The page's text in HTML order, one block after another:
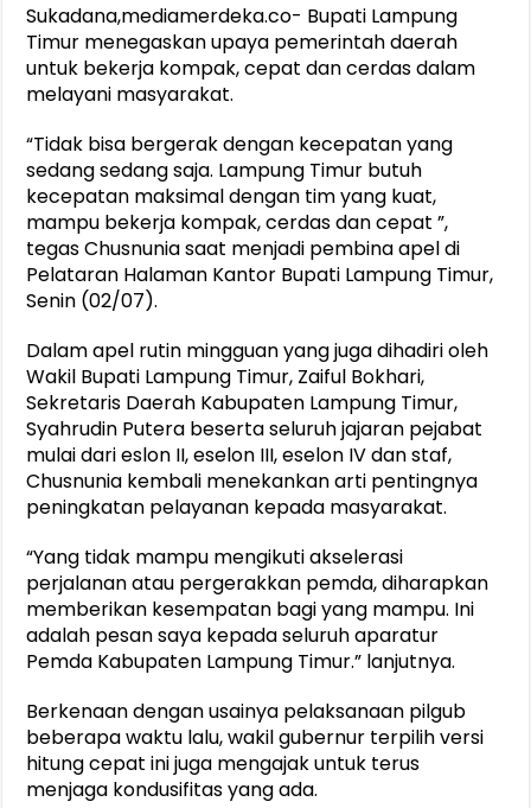
Sukadana,mediamerdeka.co- Bupati Lampung
Timur menegaskan upaya pemerintah daerah
untuk bekerja kompak, cepat dan cerdas dalam
melayani masyarakat.
“Tidak bisa bergerak dengan kecepatan yang
sedang sedang saja. Lampung Timur butuh
kecepatan maksimal dengan tim yang kuat,
mampu bekerja kompak, cerdas dan cepat ”,
tegas Chusnunia saat menjadi pembina apel di
Pelataran Halaman Kantor Bupati Lampung Timur,
Senin (02/07).
Dalam apel rutin mingguan yang juga dihadiri oleh
Wakil Bupati Lampung Timur, Zaiful Bokhari,
Sekretaris Daerah Kabupaten Lampung Timur,
Syahrudin Putera beserta seluruh jajaran pejabat
mulai dari eslon II, eselon III, eselon IV dan staf,
Chusnunia kembali menekankan arti pentingnya
peningkatan pelayanan kepada masyarakat.
“Yang tidak mampu mengikuti akselerasi
perjalanan atau pergerakkan pemda, diharapkan
memberikan kesempatan bagi yang mampu. Ini
adalah pesan saya kepada seluruh aparatur
Pemda Kabupaten Lampung Timur.” lanjutnya.
Berkenaan dengan usainya pelaksanaan pilgub
beberapa waktu lalu, wakil gubernur terpilih versi
hitung cepat ini juga mengajak untuk terus
menjaga kondusifitas yang ada.